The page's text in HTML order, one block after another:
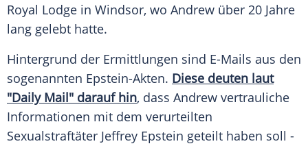
Royal Lodge in Windsor, wo Andrew über 20 Jahre
lang gelebt hatte.
Hintergrund der Ermittlungen sind E-Mails aus den
sogenannten Epstein-Akten. Diese deuten laut
"Daily Mail" darauf hin, dass Andrew vertrauliche
Informationen mit dem verurteilten
Sexualstraftäter Jeffrey Epstein geteilt haben soll -